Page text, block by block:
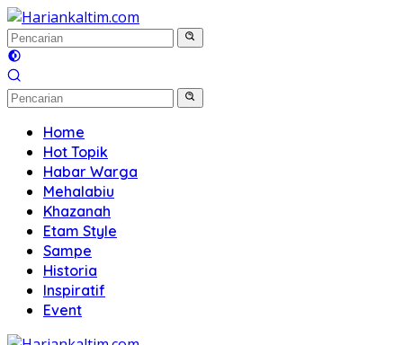
Langsung
ke
konten
Home
Hot Topik
Habar Warga
Mehalabiu
Khazanah
Etam Style
Sampe
Historia
Inspiratif
Event